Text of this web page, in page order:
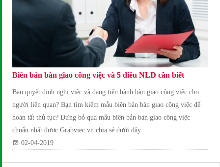
Biên bản bàn giao công việc và 5 điều NLĐ cần biết
Bạn quyết định nghỉ việc và đang tiến hành bàn giao công việc cho
người liên quan? Bạn tìm kiếm mẫu biên bản bàn giao công việc để
hoàn tất thủ tục? Đừng bỏ qua mẫu biên bản bàn giao công việc
chuẩn nhất được Grabviec.vn chia sẻ dưới đây
02-04-2019